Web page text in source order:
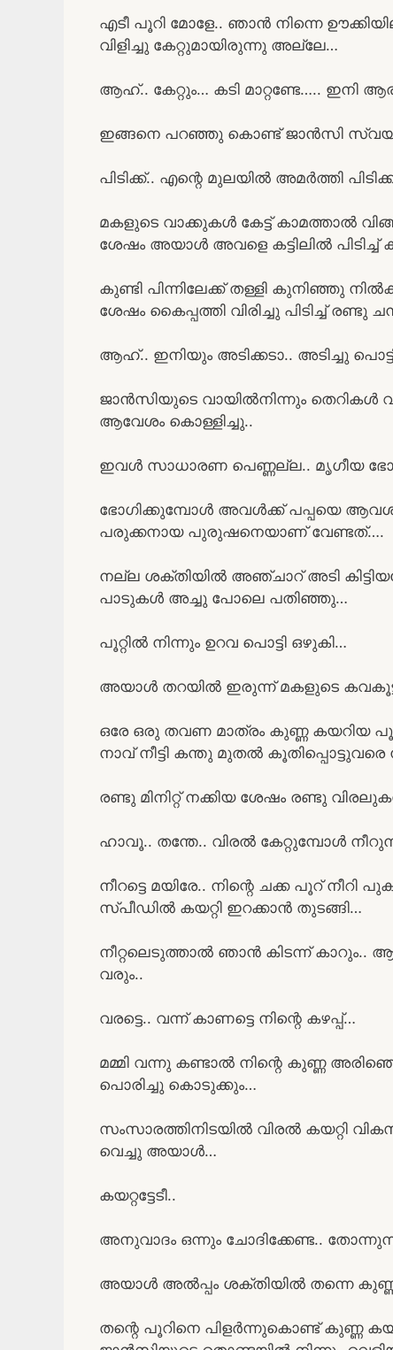
എടീ പൂറി മോളേ.. ഞാൻ നിന്നെ
വിളിച്ചു കേറ്റുമായിരുന്നു അല്ലേ…
ആഹ്.. കേറ്റും… കടി മാറ്റണ്ടേ….. ഇനി
ഇങ്ങനെ പറഞ്ഞു കൊണ്ട് ജാൻസി
പിടിക്ക്.. എന്റെ മുലയിൽ അമർത്തി
മകളുടെ വാക്കുകൾ കേട്ട് കാമത്താൽ
ശേഷം അയാൾ അവളെ കട്ടിലിൽ പിടിച്ച്
കുണ്ടി പിന്നിലേക്ക് തള്ളി കുനിഞ്ഞു
ശേഷം കൈപ്പത്തി വിരിച്ചു പിടിച്ച്
ആഹ്.. ഇനിയും അടിക്കടാ.. അടിച്ചു
ജാൻസിയുടെ വായിൽനിന്നും
ആവേശം കൊള്ളിച്ചു..
ഇവൾ സാധാരണ പെണ്ണല്ല.. മൃഗീയ
ഭോഗിക്കുമ്പോൾ അവൾക്ക് പപ്പയെ
പരുക്കനായ പുരുഷനെയാണ് വേണ്ടത്….
നല്ല ശക്തിയിൽ അഞ്ചാറ് അടി
പാടുകൾ അച്ചു പോലെ പതിഞ്ഞു…
പൂറ്റിൽ നിന്നും ഉറവ പൊട്ടി ഒഴുകി…
അയാൾ തറയിൽ ഇരുന്ന് മകളുടെ
ഒരേ ഒരു തവണ മാത്രം കുണ്ണ
നാവ് നീട്ടി കന്തു മുതൽ കൂതിപ്പൊട്ടുവരെ
രണ്ടു മിനിറ്റ് നക്കിയ ശേഷം രണ്ടു
ഹാവൂ.. തന്തേ.. വിരൽ കേറ്റുമ്പോൾ
നീറട്ടെ മയിരേ.. നിന്റെ ചക്ക പൂറ്
സ്പീഡിൽ കയറ്റി ഇറക്കാൻ തുടങ്ങി…
നീറ്റലെടുത്താൽ ഞാൻ കിടന്ന് കാറും.. ആ
വരും..
വരട്ടെ.. വന്ന് കാണട്ടെ നിന്റെ കഴപ്പ്…
മമ്മി വന്നു കണ്ടാൽ നിന്റെ കുണ്ണ
പൊരിച്ചു കൊടുക്കും…
സംസാരത്തിനിടയിൽ വിരൽ കയറ്റി
വെച്ചു അയാൾ…
കയറ്റട്ടേടീ..
അനുവാദം ഒന്നും ചോദിക്കേണ്ട..
അയാൾ അൽപ്പം ശക്തിയിൽ തന്നെ കുണ്ണ
തന്റെ പൂറിനെ പിളർന്നുകൊണ്ട് കുണ്ണ